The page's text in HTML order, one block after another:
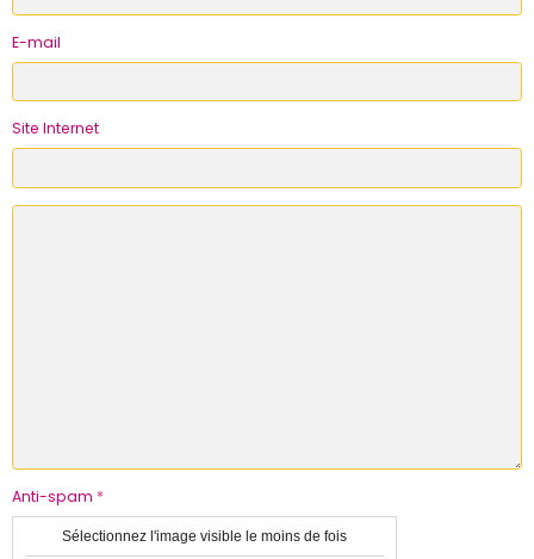
E-mail
Site Internet
Anti-spam
Sélectionnez l'image visible le moins de fois